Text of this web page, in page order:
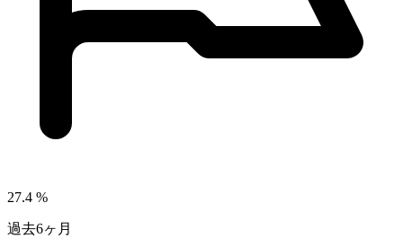
27.4 %
過去6ヶ月